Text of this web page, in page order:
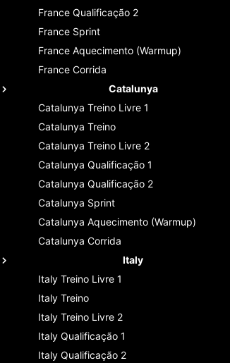
France Qualificação 2
France Sprint
France Aquecimento (Warmup)
France Corrida
Catalunya
Catalunya Treino Livre 1
Catalunya Treino
Catalunya Treino Livre 2
Catalunya Qualificação 1
Catalunya Qualificação 2
Catalunya Sprint
Catalunya Aquecimento (Warmup)
Catalunya Corrida
Italy
Italy Treino Livre 1
Italy Treino
Italy Treino Livre 2
Italy Qualificação 1
Italy Qualificação 2